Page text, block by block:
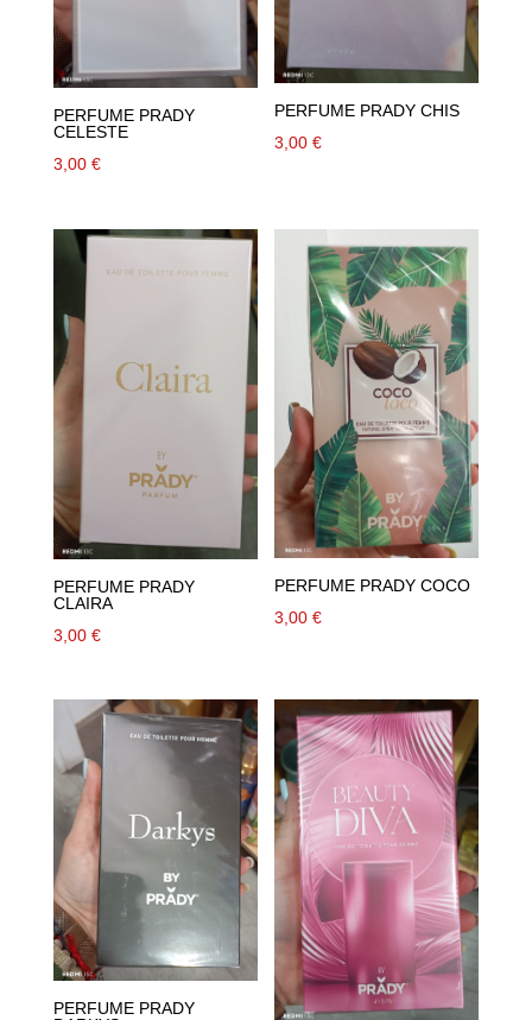
PERFUME PRADY
CELESTE
3,00 €
PERFUME PRADY CHIS
3,00€
PERFUME PRADY
CLAIRA
3,00 €
PERFUME PRADY COCO
3,00€
PERFUME PRADY